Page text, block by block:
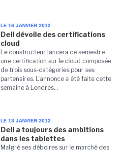
LE 16 JANVIER 2012
Dell dévoile des certifications
cloud
Le constructeur lancera ce semestre
une certification sur le cloud composée
de trois sous-catégories pour ses
partenaires. L'annonce a été faite cette
semaine à Londres...
LE 13 JANVIER 2012
Dell a toujours des ambitions
dans les tablettes
Malgré ses déboires sur le marché des